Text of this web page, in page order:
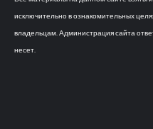
исключительно в ознакомительных
владельцам. Администрация сайта
несет.